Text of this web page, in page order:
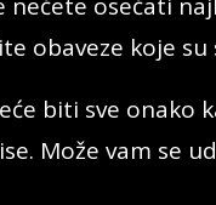
nećete osećati
obaveze koje
biti sve
Može vam se